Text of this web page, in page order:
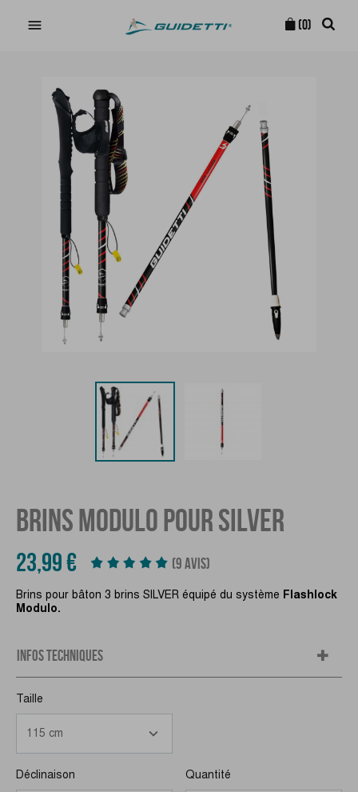
 (0)
BRINS MODULO POUR SILVER
23,99 € (9 AVIS)
Brins pour bâton 3 brins SILVER équipé du système Flashlock
Modulo.
INFOS TECHNIQUES
Taille
Déclinaison Quantité